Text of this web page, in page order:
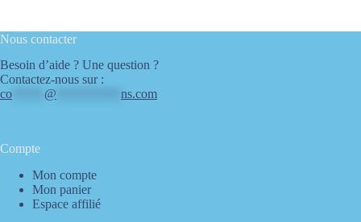
Nous contacter
Besoin d’aide ? Une question ?
Contactez-nous sur :
co
@ ns.com
Compte
Mon compte
Mon panier
Espace affilié